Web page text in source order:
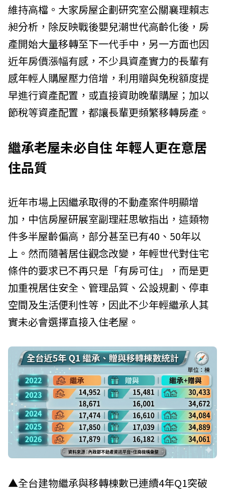
維持高檔。大家房屋企劃研究室公關襄理賴志
昶分析，除反映戰後嬰兒潮世代高齡化後，房
產開始大量移轉至下一代手中，另一方面也因
近年房價漲幅有感，不少具資產實力的長輩有
感年輕人購屋壓力倍增，利用贈與免稅額度提
早進行資產配置，或直接資助晚輩購屋；加以
節稅等資產配置，都讓長輩更頻繁移轉房產。
繼承老屋未必自住 年輕人更在意居
住品質
近年市場上因繼承取得的不動產案件明顯增
加，中信房屋研展室副理莊思敏指出，這類物
件多半屋齡偏高，部分甚至已有40、50年以
上。然而隨著居住觀念改變，年輕世代對住宅
條件的要求已不再只是「有房可住」，而是更
加重視居住安全、管理品質、公設規劃、停車
空間及生活便利性等，因此不少年輕繼承人其
實未必會選擇直接入住老屋。
▲全台建物繼承與移轉棟數已連續4年Q1突破